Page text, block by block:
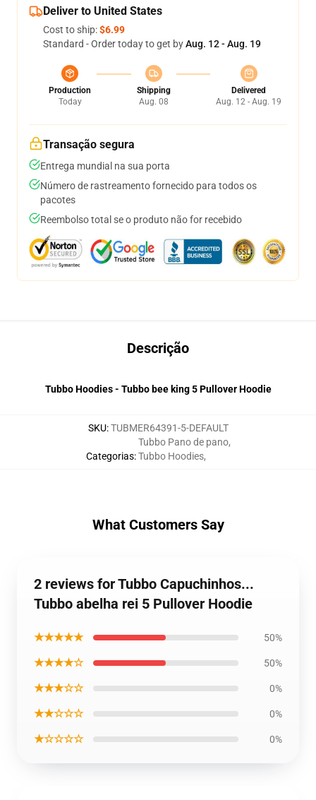
Deliver to United States
Cost to ship:$6.99
Standard - Order today to get byAug. 12 - Aug. 19
Production
Today
Shipping
Aug. 08
Delivered
Aug. 12 - Aug. 19
Transação segura
Entrega mundial na sua porta
Número de rastreamento fornecido para todos os
pacotes
Reembolso total se o produto não for recebido
Descrição
Tubbo Hoodies - Tubbo bee king 5 Pullover Hoodie
SKU:TUBMER64391-5-DEFAULT
Categorias:
Tubbo Pano de pano,
Tubbo Hoodies,
What Customers Say
2 reviews for Tubbo Capuchinhos...
Tubbo abelha rei 5 Pullover Hoodie
★★★★★ 50%
★★★★☆ 50%
★★★☆☆ 0%
★★☆☆☆ 0%
★☆☆☆☆ 0%